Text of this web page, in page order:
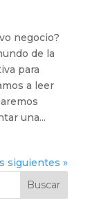
negocio?
de la
para
a leer
una...
siguientes »